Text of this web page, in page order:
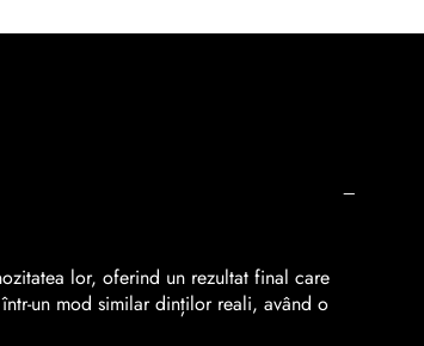
lor, oferind un rezultat final care
un mod similar dinților reali, având o